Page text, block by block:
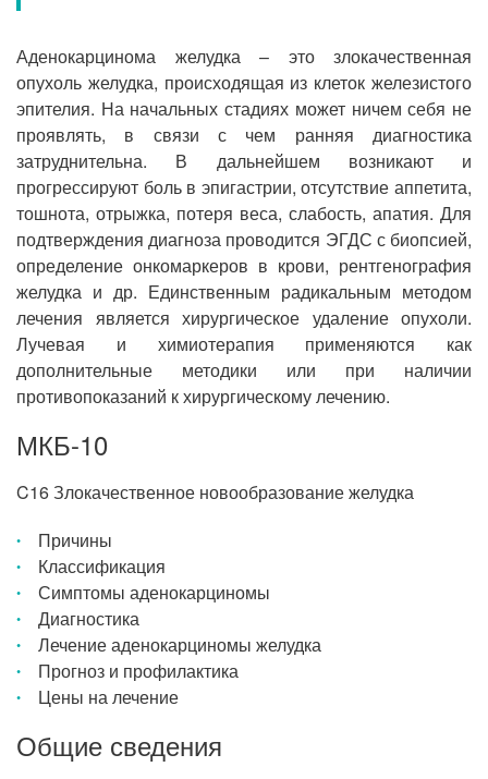
Аденокарцинома желудка – это злокачественная
опухоль желудка, происходящая из клеток железистого
эпителия. На начальных стадиях может ничем себя не
проявлять, в связи с чем ранняя диагностика
затруднительна. В дальнейшем возникают и
прогрессируют боль в эпигастрии, отсутствие аппетита,
тошнота, отрыжка, потеря веса, слабость, апатия. Для
подтверждения диагноза проводится ЭГДС с биопсией,
определение онкомаркеров в крови, рентгенография
желудка и др. Единственным радикальным методом
лечения является хирургическое удаление опухоли.
Лучевая и химиотерапия применяются как
дополнительные методики или при наличии
противопоказаний к хирургическому лечению.
МКБ-10
C16 Злокачественное новообразование желудка
Причины
Классификация
Симптомы аденокарциномы
Диагностика
Лечение аденокарциномы желудка
Прогноз и профилактика
Цены на лечение
Общие сведения